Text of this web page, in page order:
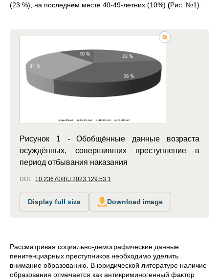
(23 %), на последнем месте 40-49-летних (10%) (Рис. №1).
Рисунок 1 - Обобщённые данные возраста
осуждённых, совершивших преступление в
период отбывания наказания
DOI: 10.23670/IRJ.2023.129.53.1
Display full size Download image
Рассматривая социально-демографические данные
пенитенциарных преступников необходимо уделить
внимание образованию. В юридической литературе наличие
образования отмечается как антикриминогенный фактор